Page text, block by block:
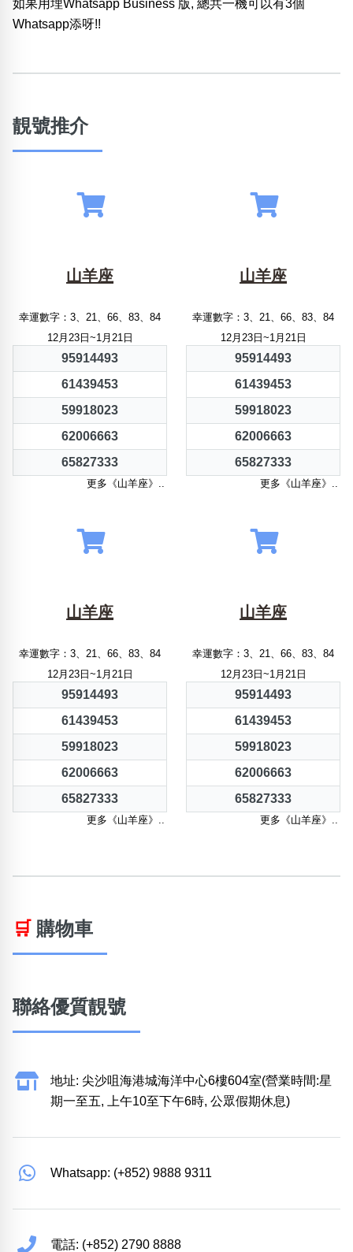
如果用埋Whatsapp Business 版, 總共一機可以有3個
Whatsapp添呀!!
靚號推介
山羊座
幸運數字：3、21、66、83、84
12月23日~1月21日
95914493
61439453
59918023
62006663
65827333
更多《山羊座》..
山羊座
幸運數字：3、21、66、83、84
12月23日~1月21日
95914493
61439453
59918023
62006663
65827333
更多《山羊座》..
山羊座
幸運數字：3、21、66、83、84
12月23日~1月21日
95914493
61439453
59918023
62006663
65827333
更多《山羊座》..
山羊座
幸運數字：3、21、66、83、84
12月23日~1月21日
95914493
61439453
59918023
62006663
65827333
更多《山羊座》..
🛒 購物車
聯絡優質靚號
地址: 尖沙咀海港城海洋中心6樓604室(營業時間:星
期一至五, 上午10至下午6時, 公眾假期休息)
Whatsapp: (+852) 9888 9311
電話: (+852) 2790 8888